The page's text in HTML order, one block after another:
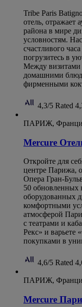
Tribe Paris
отель, отражает
района в мире
условностям.
счастливого
погрузитесь в
Между визитами
домашними
фирменными
4,3/5 Rated
ПАРИЖ,
Mercure
Откройте для
центре Парижа,
Опера Гран-
50 обновленных
оборудованных
комфортными
атмосферой
с театрами и
Рекс» и варьете
покупками в
4,6/5 Rated
ПАРИЖ,
Mercure